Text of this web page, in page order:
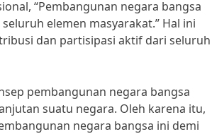
“Pembangunan negara bangsa
elemen masyarakat.” Hal ini
dan partisipasi aktif dari seluruh
pembangunan negara bangsa
suatu negara. Oleh karena itu,
negara bangsa ini demi